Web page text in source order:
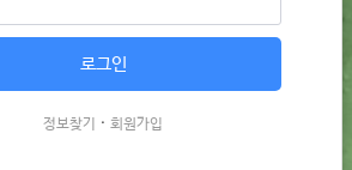
정보찾기 · 회원가입